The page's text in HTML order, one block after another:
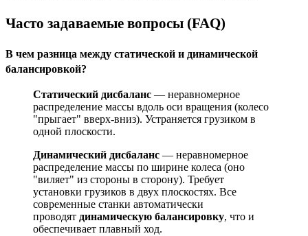
Часто задаваемые вопросы (FAQ)
В чем разница между статической и динамической
балансировкой?
Статический дисбаланс — неравномерное
распределение массы вдоль оси вращения (колесо
"прыгает" вверх-вниз). Устраняется грузиком в
одной плоскости.
Динамический дисбаланс — неравномерное
распределение массы по ширине колеса (оно
"виляет" из стороны в сторону). Требует
установки грузиков в двух плоскостях. Все
современные станки автоматически
проводят динамическую балансировку, что и
обеспечивает плавный ход.